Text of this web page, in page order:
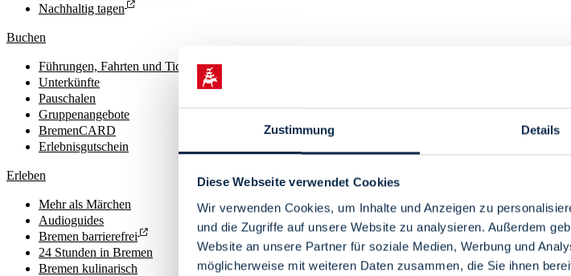
Zustimmung Details
Diese Webseite verwendet Cookies
Wir verwenden Cookies, um Inhalte und Anzeigen zu
und die Zugriffe auf unsere Website zu analysieren. Außerdem
Website an unsere Partner für soziale Medien, Werbung und
möglicherweise mit weiteren Daten zusammen, die Sie ihnen
Nachhaltig tagen
Buchen
Führungen, Fahrten und Tickets
Unterkünfte
Pauschalen
Gruppenangebote
BremenCARD
Erlebnisgutschein
Erleben
Mehr als Märchen
Audioguides
Bremen barrierefrei
24 Stunden in Bremen
Bremen kulinarisch